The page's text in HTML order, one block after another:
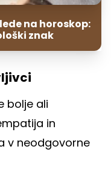
na horoskop:
znak
bolje ali
in
v neodgovorne